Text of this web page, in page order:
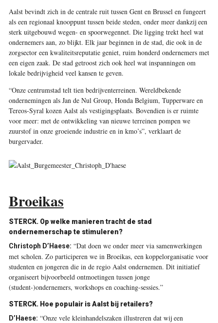
Aalst bevindt zich in de centrale ruit tussen Gent en Brussel en fungeert
als een regionaal knooppunt tussen beide steden, onder meer dankzij een
sterk uitgebouwd wegen- en spoorwegennet. Die ligging trekt heel wat
ondernemers aan, zo blijkt. Elk jaar beginnen in de stad, die ook in de
zorgsector een kwaliteitsreputatie geniet, ruim honderd ondernemers met
een eigen zaak. De stad getroost zich ook heel wat inspanningen om
lokale bedrijvigheid veel kansen te geven.
“Onze centrumstad telt tien bedrijventerreinen. Wereldbekende
ondernemingen als Jan de Nul Group, Honda Belgium, Tupperware en
Tereos-Syral kozen Aalst als vestigingsplaats. Bovendien is er ruimte
voor meer: met de ontwikkeling van nieuwe terreinen pompen we
zuurstof in onze groeiende industrie en in kmo’s”, verklaart de
burgervader.
Broeikas
STERCK. Op welke manieren tracht de stad
ondernemerschap te stimuleren?
Christoph D’Haese: “Dat doen we onder meer via samenwerkingen
met scholen. Zo participeren we in Broeikas, een koppelorganisatie voor
studenten en jongeren die in de regio Aalst ondernemen. Dit initiatief
organiseert bijvoorbeeld ontmoetingen tussen jonge
(student-)ondernemers, workshops en coaching-sessies.”
STERCK. Hoe populair is Aalst bij retailers?
D’Haese: “Onze vele kleinhandelszaken illustreren dat wij een